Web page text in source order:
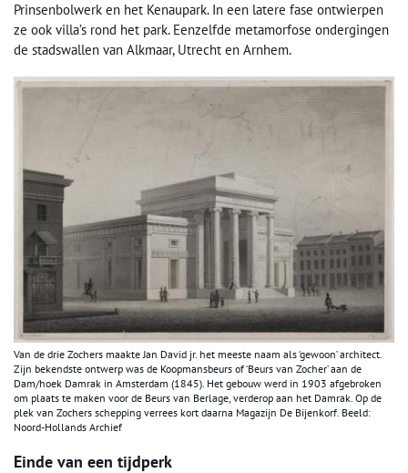
Prinsenbolwerk en het Kenaupark. In een latere fase ontwierpen
ze ook villa’s rond het park. Eenzelfde metamorfose ondergingen
de stadswallen van Alkmaar, Utrecht en Arnhem.
Van de drie Zochers maakte Jan David jr. het meeste naam als ‘gewoon’ architect.
Zijn bekendste ontwerp was de Koopmansbeurs of ‘Beurs van Zocher’ aan de
Dam/hoek Damrak in Amsterdam (1845). Het gebouw werd in 1903 afgebroken
om plaats te maken voor de Beurs van Berlage, verderop aan het Damrak. Op de
plek van Zochers schepping verrees kort daarna Magazijn De Bijenkorf. Beeld:
Noord-Hollands Archief
Einde van een tijdperk